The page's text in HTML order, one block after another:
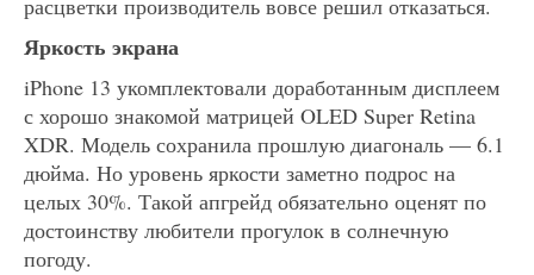
расцветки производитель вовсе решил отказаться.
Яркость экрана
iPhone 13 укомплектовали доработанным дисплеем
с хорошо знакомой матрицей OLED Super Retina
XDR. Модель сохранила прошлую диагональ — 6.1
дюйма. Но уровень яркости заметно подрос на
целых 30%. Такой апгрейд обязательно оценят по
достоинству любители прогулок в солнечную
погоду.